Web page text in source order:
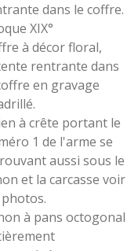
dans le coffre.
XIX°
à décor floral,
rentrante dans
en gravage
à crête portant le
1 de l'arme se
aussi sous le
et la carcasse voir
à pans octogonal